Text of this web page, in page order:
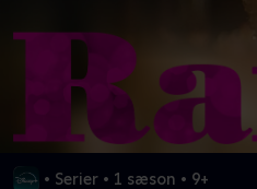
• Serier • 1 sæson • 9+